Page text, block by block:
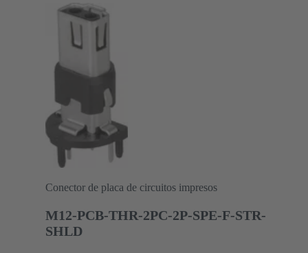
Conector de placa de circuitos impresos
M12-PCB-THR-2PC-2P-SPE-F-STR-
SHLD